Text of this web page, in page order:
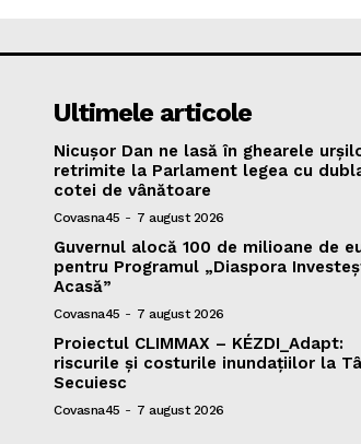
Ultimele articole
Nicușor Dan ne lasă în ghearele
retrimite la Parlament legea cu
cotei de vânătoare
Covasna45 - 7 august 2026
Guvernul alocă 100 de milioane de
pentru Programul „Diaspora
Acasă”
Covasna45 - 7 august 2026
Proiectul CLIMMAX – KÉZDI_Adapt:
riscurile și costurile inundațiilor la
Secuiesc
Covasna45 - 7 august 2026